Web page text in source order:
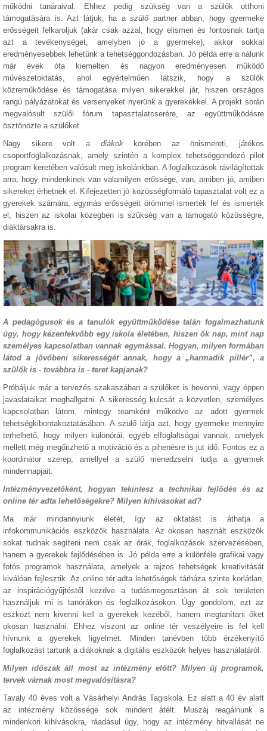
működni tanáraival. Ehhez pedig szükség van a szülők otthoni
támogatására is. Azt látjuk, ha a szülő partner abban, hogy gyermeke
erősségeit felkaroljuk (akár csak azzal, hogy elismeri és fontosnak tartja
azt a tevékenységet, amelyben jó a gyermeke), akkor sokkal
eredményesebbek lehetünk a tehetséggondozásban. Jó példa erre a nálunk
már évek óta kiemelten és nagyon eredményesen működő
művészetoktatás, ahol egyértelműen látszik, hogy a szülők
közreműködése és támogatása milyen sikerekkel jár, hiszen országos
rangú pályázatokat és versenyeket nyerünk a gyerekekkel. A projekt során
megvalósult szülői fórum tapasztalatcserére, az együttműködésre
ösztönözte a szülőket.
Nagy sikere volt a diákok
körében az önismereti, játékos
csoportfoglalkozásnak, amely szintén a komplex tehetséggondozó pilot
program keretében valósult meg iskolánkban. A foglalkozások rávilágítottak
arra, hogy mindenkinek van valamilyen erőssége, van, amiben jó, amiben
sikereket érhetnek el. Kifejezetten jó közösségformáló tapasztalat volt ez a
gyerekek számára, egymás erősségeit örömmel ismerték fel és ismerték
el, hiszen az iskolai közegben is szükség van a támogató közösségre,
diáktársakra is.
A pedagógusok és a tanulók együttműködése talán fogalmazhatunk
úgy, hogy kézenfekvőbb egy iskola életében, hiszen ők nap, mint nap
személyes kapcsolatban vannak egymással. Hogyan, milyen formában
látod a jövőbeni sikerességét annak, hogy a „harmadik pillér”, a
szülők is - továbbra is - teret kapjanak?
Próbáljuk már a tervezés szakaszában a szülőket is bevonni, vagy éppen
javaslataikat meghallgatni. A sikeresség kulcsát a közvetlen, személyes
kapcsolatban látom, mintegy teamként működve az adott gyermek
tehetségkibontakoztatásában. A szülő látja azt, hogy gyermeke mennyire
terhelhető, hogy milyen különórái, egyéb elfoglaltságai vannak, amelyek
mellett még megőrizhető a motiváció és a pihenésre is jut idő. Fontos ez a
koordinátor szerep, amellyel a szülő menedzselni tudja a gyermek
mindennapjait.
Intézményvezetőként, hogyan tekintesz a technikai fejlődés és az
online tér adta lehetőségekre? Milyen kihívásokat ad?
Ma már mindannyiunk életét, így az oktatást is áthatja a
infokommunikációs eszközök használata. Az okosan használt eszközök
sokat tudnak segíteni nem csak az órák, foglalkozások szervezésében,
hanem a gyerekek fejlődésében is. Jó példa erre a különféle grafikai vagy
fotós programok használata, amelyek a rajzos tehetségek kreativitását
kiválóan fejlesztik. Az online tér adta lehetőségek tárháza szinte korlátlan,
az inspirációgyűjtéstől kezdve a tudásmegosztáson át sok területen
használjuk mi is tanórákon és foglalkozásokon. Úgy gondolom, ezt az
eszközt nem kivenni kell a gyerekek kezéből, hanem megtanítani őket
okosan használni. Ehhez viszont az online tér veszélyeire is fel kell
hívnunk a gyerekek figyelmét. Minden tanévben több érzékenyítő
foglalkozást tartunk a diákoknak a digitális eszközök helyes használatáról.
Milyen időszak áll most az intézmény előtt? Milyen új programok,
tervek várnak most megvalósításra?
Tavaly 40 éves volt a Vásárhelyi András Tagiskola. Ez alatt a 40 év alatt
az intézmény közössége sok mindent átélt. Muszáj reagálnunk a
mindenkori kihívásokra, ráadásul úgy, hogy az intézmény hitvallását ne